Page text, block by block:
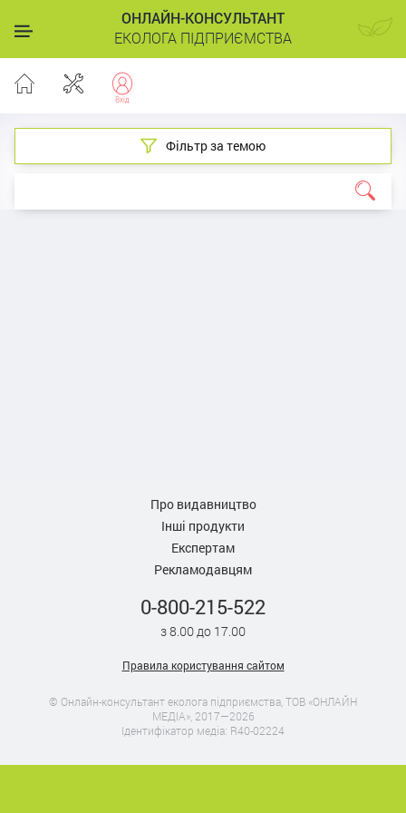
ОНЛАЙН-КОНСУЛЬТАНТ
ЕКОЛОГА ПІДПРИЄМСТВА
Фільтр за темою
Про видавництво
Інші продукти
Експертам
Рекламодавцям
0-800-215-522
з 8.00 до 17.00
Правила користування сайтом
© Онлайн-консультант еколога підприємства, ТОВ «ОНЛАЙН
МЕДІА», 2017—2026
Ідентифікатор медіа: R40-02224